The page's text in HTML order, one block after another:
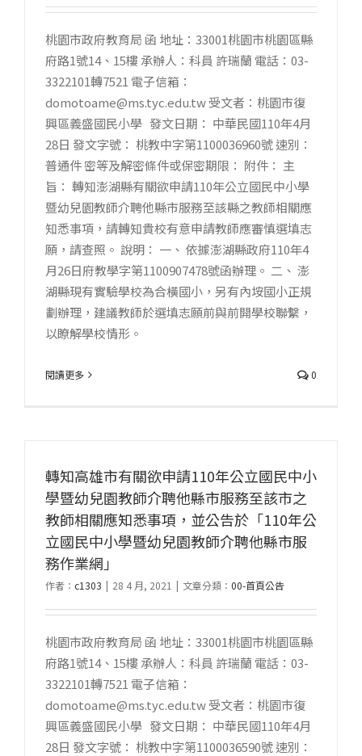
桃園市政府教育局 函 地址：33001桃園市桃園區縣
府路1號14、15樓 承辦人：科員 許瑞蘭 電話：03-
3322101轉7521 電子信箱：
domotoame@ms.tyc.edu.tw 受文者：桃園市復
興區義盛國民小學 發文日期： 中華民國110年4月
28日 發文字號： 桃教中字第1100036960號 速別：
普通件 密等及解密條件或保密期限： 附件： 主
旨： 轉知澎湖縣有關欲申請110年公立國民中小學
暨幼兒園教師介聘他縣市服務至該縣之教師相關應
知悉事項，請轉知貴校有意申請教師應審慎選填志
願，請查照。 說明： 一、 依據澎湖縣政府110年4
月26日府教學字第1100907478號函辦理。 二、 澎
湖縣現有實驗學校為合橫國小，另有內垵國小正規
劃辦理，建議教師於選填志願前與前開學校聯繫，
以瞭解學校情形。
閱讀更多 0
轉知高雄市有關欲申請110年公立國民中小
學暨幼兒園教師介聘他縣市服務至該市之
教師相關應知悉事項，並公告於「110年公
立國民中小學暨幼兒園教師介聘他縣市服
務作業網」
作者： c1303 | 28 4 月, 2021 | 文章分類： 00-首頁公告
桃園市政府教育局 函 地址：33001桃園市桃園區縣
府路1號14、15樓 承辦人：科員 許瑞蘭 電話：03-
3322101轉7521 電子信箱：
domotoame@ms.tyc.edu.tw 受文者：桃園市復
興區義盛國民小學 發文日期： 中華民國110年4月
28日 發文字號： 桃教中字第1100036590號 速別：